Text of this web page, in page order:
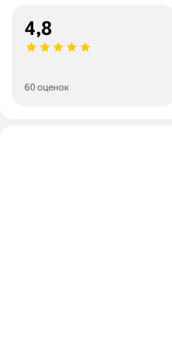
4,8
60 оценок